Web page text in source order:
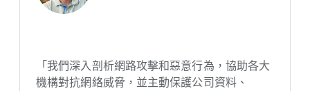
「我們​深入​剖析網路​攻擊​和​惡意行為，​協助​各​大​
機構​對​抗網​絡​威脅，​並​主動​保護​公司​資料、​